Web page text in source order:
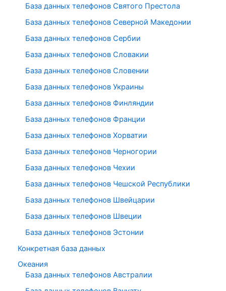
База данных телефонов Святого Престола
База данных телефонов Северной Македонии
База данных телефонов Сербии
База данных телефонов Словакии
База данных телефонов Словении
База данных телефонов Украины
База данных телефонов Финляндии
База данных телефонов Франции
База данных телефонов Хорватии
База данных телефонов Черногории
База данных телефонов Чехии
База данных телефонов Чешской Республики
База данных телефонов Швейцарии
База данных телефонов Швеции
База данных телефонов Эстонии
Конкретная база данных
Океания
База данных телефонов Австралии